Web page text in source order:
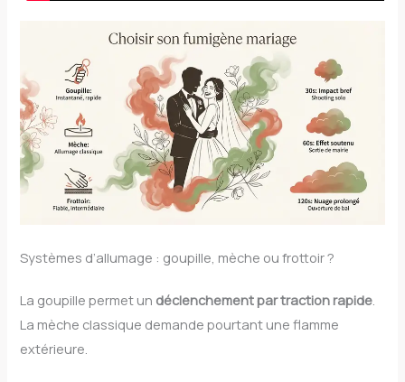
Systèmes d’allumage : goupille, mèche ou frottoir ?
La goupille permet un déclenchement par traction rapide
La mèche classique demande pourtant une flamme
extérieure.